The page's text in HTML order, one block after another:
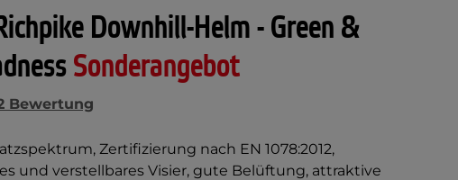
Downhill-Helm - Green &
Sonderangebot
Bewertung
Zertifizierung nach EN 1078:2012,
und verstellbares Visier, gute Belüftung, attraktive